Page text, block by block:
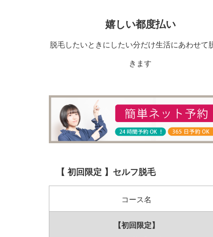
嬉しい都度払い
脱毛したいときにしたい分だけ生活にあわせて
きます
【 初回限定 】セルフ脱毛
コース名
【初回限定】